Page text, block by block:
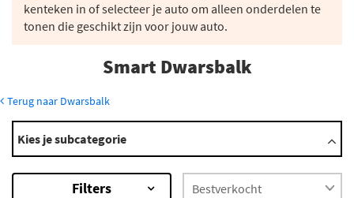
kenteken in of selecteer je auto om alleen onderdelen te
tonen die geschikt zijn voor jouw auto.
Smart Dwarsbalk
Terug naar Dwarsbalk
Modellen
Forfour
×
Kies je subcategorie
Filters